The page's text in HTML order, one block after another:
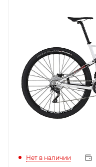
Нет в наличии